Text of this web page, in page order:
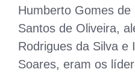
Humberto Gomes de
Santos de Oliveira,
Rodrigues da Silva e
Soares, eram os